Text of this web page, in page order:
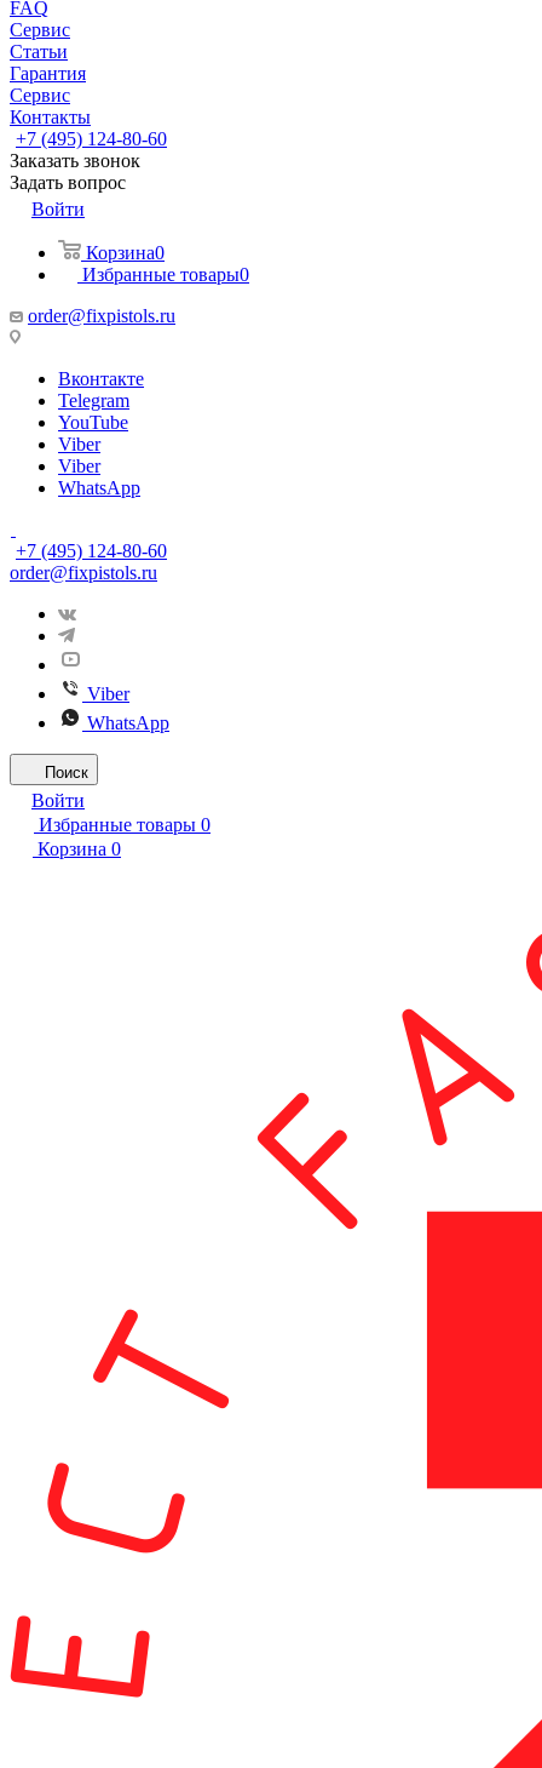
FAQ
Сервис
Статьи
Гарантия
Сервис
Контакты
+7 (495) 124-80-60
Заказать звонок
Задать вопрос
Войти
Корзина0
Избранные товары0
order@fixpistols.ru
Вконтакте
Telegram
YouTube
Viber
Viber
WhatsApp
+7 (495) 124-80-60
order@fixpistols.ru
Viber
WhatsApp
Поиск
Войти
Избранные товары 0
Корзина 0